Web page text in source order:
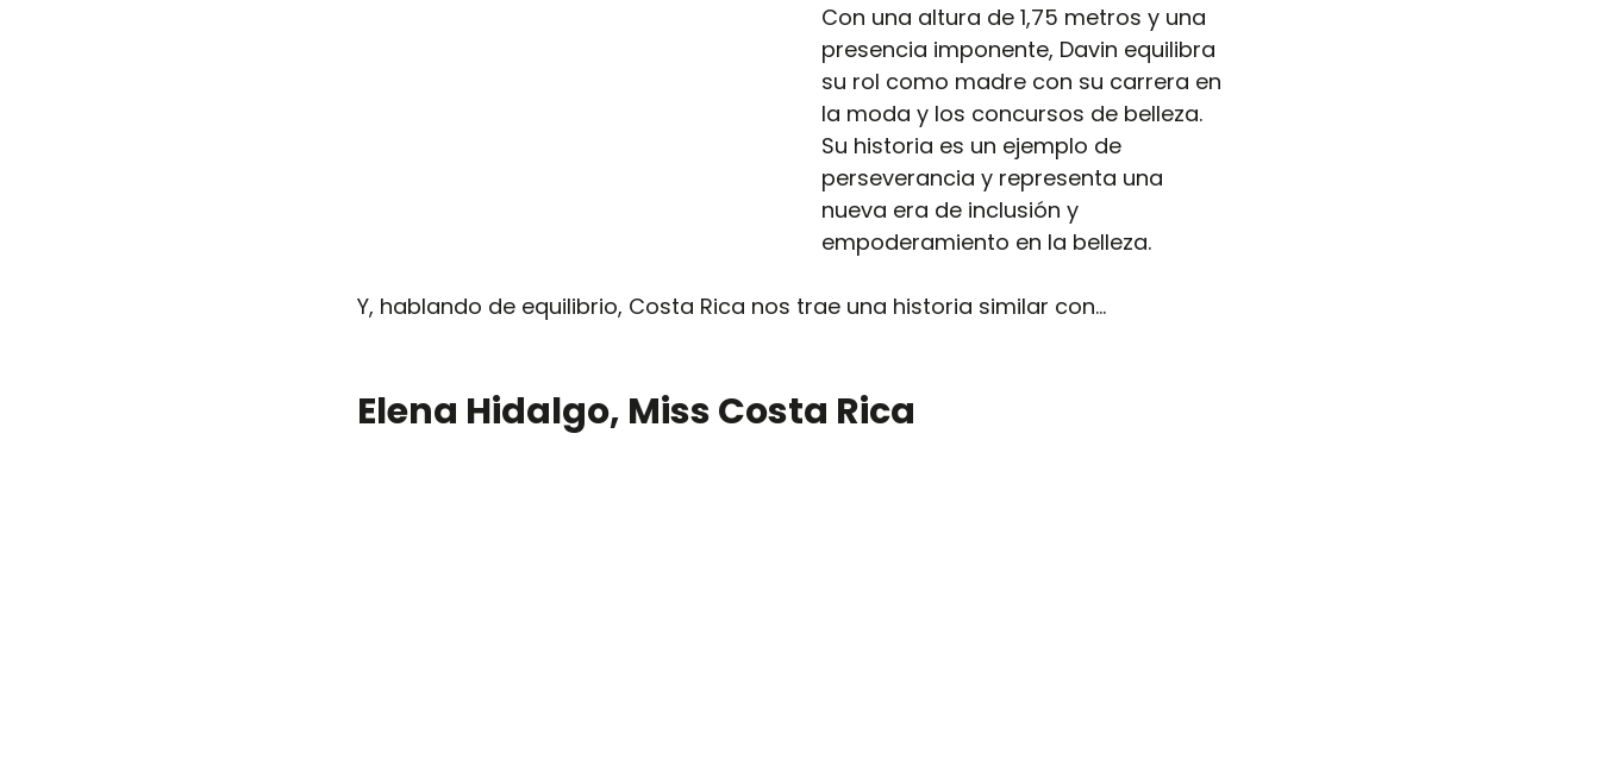
Con una altura de 1,75 metros y una
presencia imponente, Davin equilibra
su rol como madre con su carrera en
la moda y los concursos de belleza.
Su historia es un ejemplo de
perseverancia y representa una
nueva era de inclusión y
empoderamiento en la belleza.
Y, hablando de equilibrio, Costa Rica nos trae una historia similar con…
Elena Hidalgo, Miss Costa Rica